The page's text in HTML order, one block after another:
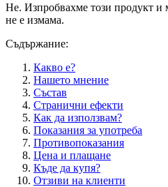
Не. Изпробвахме този продукт и
не е измама.
Съдържание:
Какво е?
Нашето мнение
Състав
Странични ефекти
Как да използвам?
Показания за употреба
Противопоказания
Цена и плащане
Къде да купя?
Отзиви на клиенти